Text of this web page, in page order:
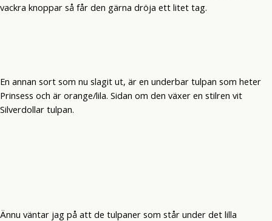
vackra knoppar så får den gärna dröja ett litet tag.
En annan sort som nu slagit ut, är en underbar tulpan som heter
Prinsess och är orange/lila. Sidan om den växer en stilren vit
Silverdollar tulpan.
Ännu väntar jag på att de tulpaner som står under det lilla